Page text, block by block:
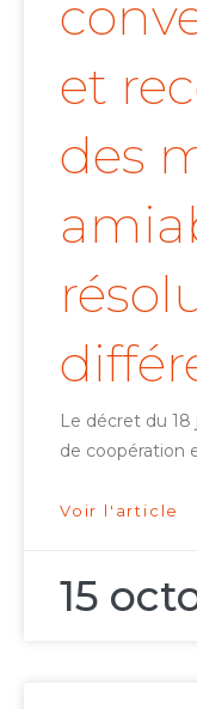
et
des
Le décret du 18
de coopération
Voir l'article
15